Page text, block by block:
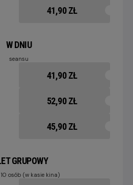
41,90 ZŁ
W DNIU
seansu
41,90 ZŁ
52,90 ZŁ
45,90 ZŁ
GRUPOWY
osób (w kasie kina)